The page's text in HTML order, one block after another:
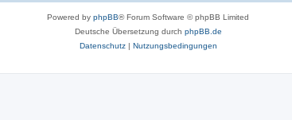
Powered by phpBB® Forum Software © phpBB Limited
Deutsche Übersetzung durch phpBB.de
Datenschutz| Nutzungsbedingungen